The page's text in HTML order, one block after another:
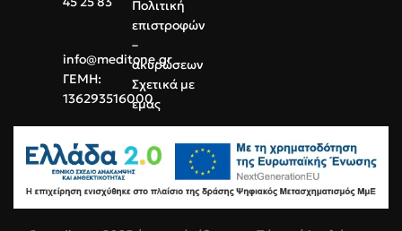
info@meditone.gr
ΓΕΜΗ:
136293516000
Πολιτική
επιστροφών
–
ακυρώσεων
Σχετικά με
εμάς